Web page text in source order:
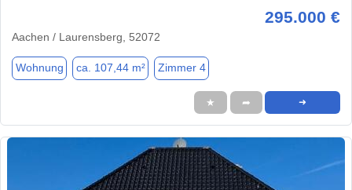
295.000 €
Aachen / Laurensberg, 52072
Wohnung ca. 107,44 m² Zimmer 4
★ ➦ ➜